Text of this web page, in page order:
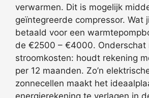
verwarmen. Dit is mogelijk
geïntegreerde compressor. Wat
betaald voor een
de €2500 – €4000. Onderschat
stroomkosten: houdt rekening
per 12 maanden. Zo’n
zonnecellen maakt het
energierekening te verlagen in